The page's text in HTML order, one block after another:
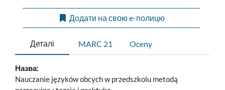
Додати на свою e-полицю
Деталі MARC 21 Oceny
Назва:
Nauczanie języków obcych w przedszkolu metodą